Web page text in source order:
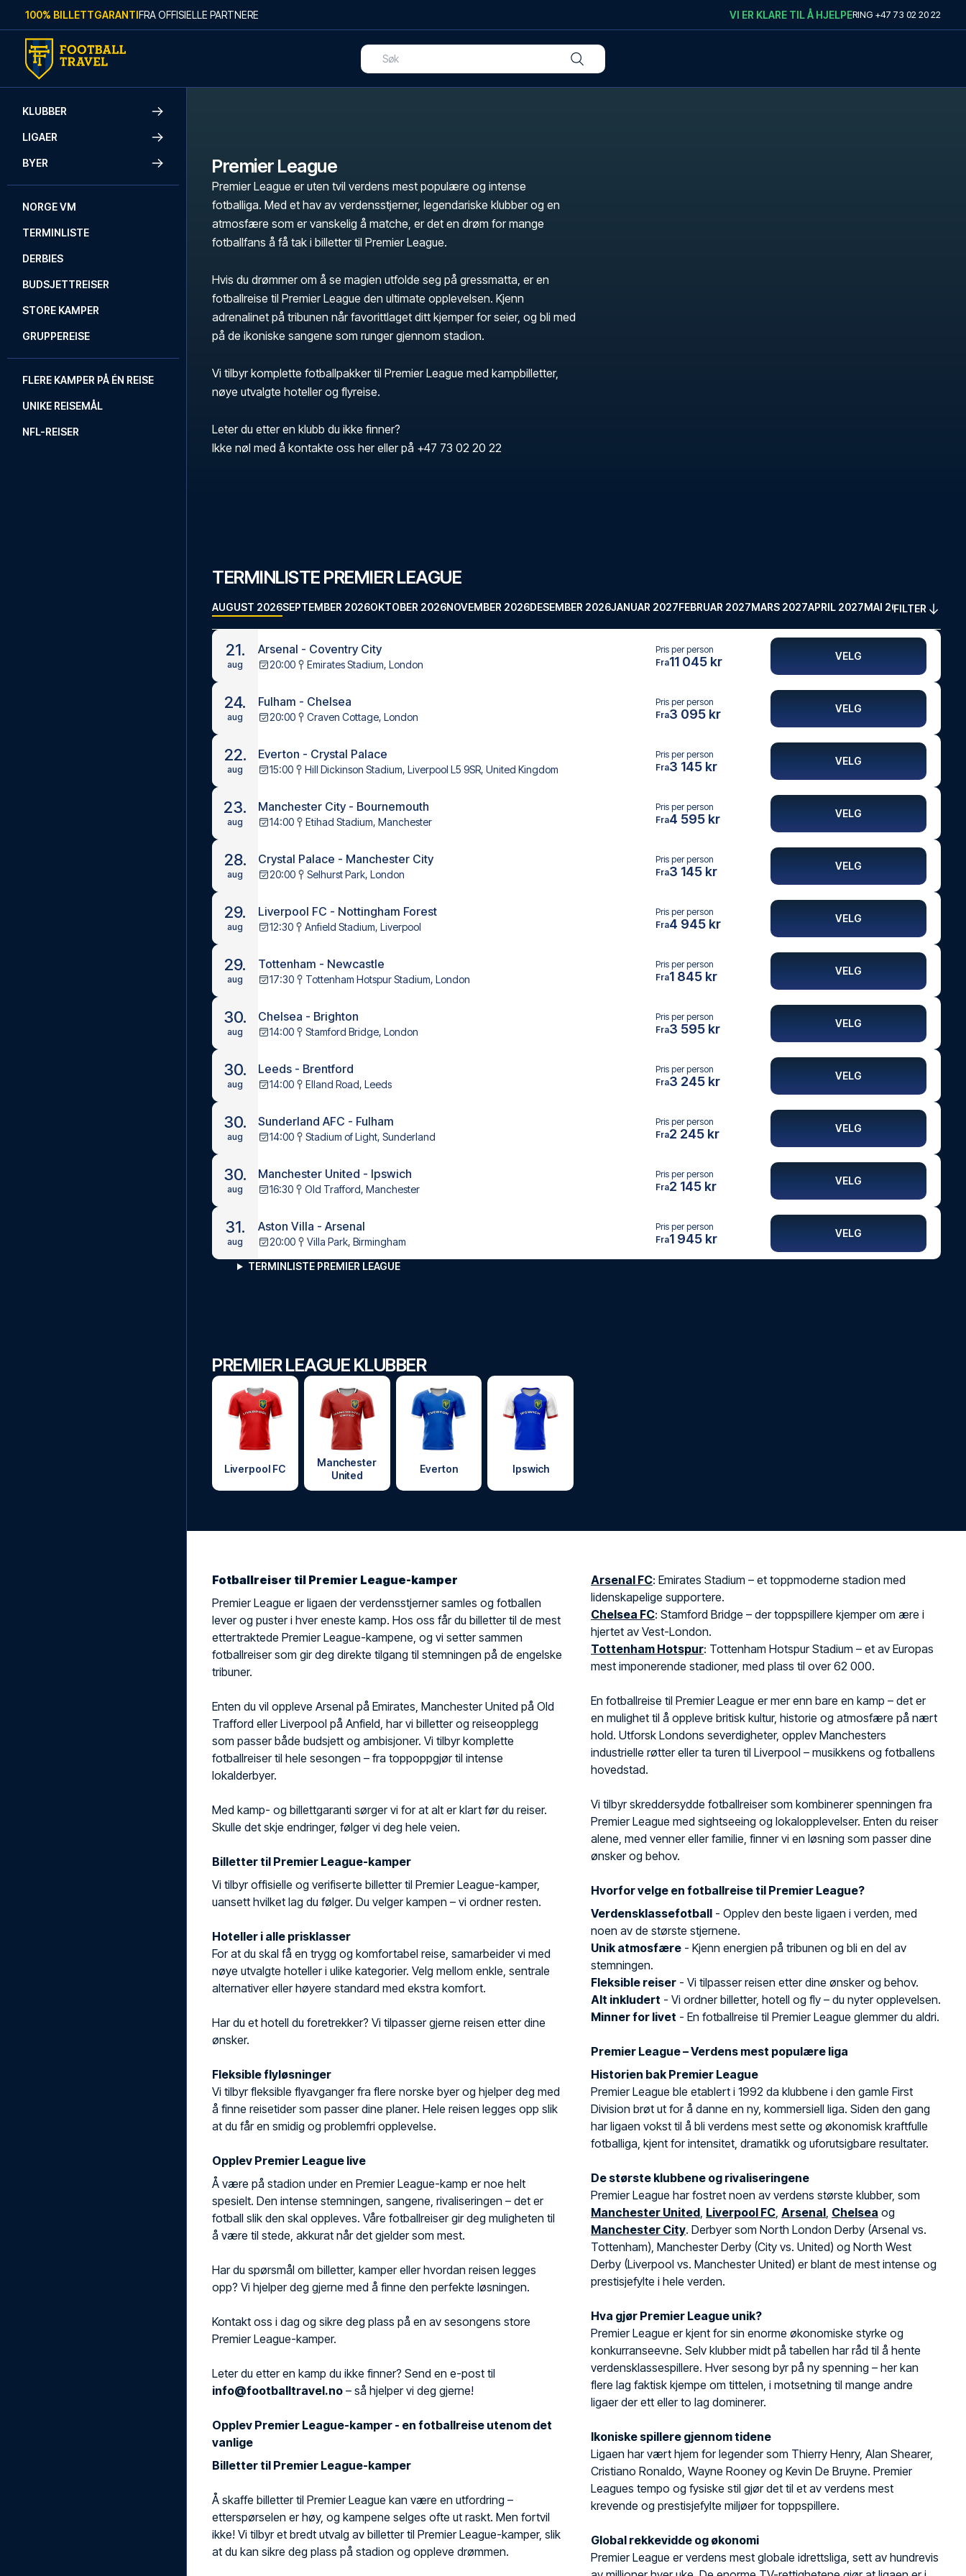
Skip to content
100% BILLETTGARANTIFRA OFFISIELLE PARTNERE VI ER KLARE TIL Å HJELPERING +47 73 02 20 22
KLUBBER
LIGAER
BYER
NORGE VM
TERMINLISTE
DERBIES
BUDSJETTREISER
STORE KAMPER
GRUPPEREISE
FLERE KAMPER PÅ ÉN REISE
UNIKE REISEMÅL
NFL-REISER
Premier League
Premier League er uten tvil verdens mest populære og intense
fotballiga. Med et hav av verdensstjerner, legendariske klubber og en
atmosfære som er vanskelig å matche, er det en drøm for mange
fotballfans å få tak i billetter til Premier League.
Hvis du drømmer om å se magien utfolde seg på gressmatta, er en
fotballreise til Premier League den ultimate opplevelsen. Kjenn
adrenalinet på tribunen når favorittlaget ditt kjemper for seier, og bli med
på de ikoniske sangene som runger gjennom stadion.
Vi tilbyr komplette fotballpakker til Premier League med kampbilletter,
nøye utvalgte hoteller og flyreise.
Leter du etter en klubb du ikke finner?
Ikke nøl med å kontakte oss her eller på +47 73 02 20 22
TERMINLISTE PREMIER LEAGUE
AUGUST 2026SEPTEMBER 2026OKTOBER 2026NOVEMBER 2026DESEMBER 2026JANUAR 2027FEBRUAR 2027MARS 2027APRIL 2027MAI 2027FILTER
21.
aug
Arsenal - Coventry City
20:00 Emirates Stadium, London
Pris per person
Fra11 045 kr VELG
24.
aug
Fulham - Chelsea
20:00 Craven Cottage, London
Pris per person
Fra3 095 kr VELG
22.
aug
Everton - Crystal Palace
15:00 Hill Dickinson Stadium, Liverpool L5 9SR, United Kingdom
Pris per person
Fra3 145 kr VELG
23.
aug
Manchester City - Bournemouth
14:00 Etihad Stadium, Manchester
Pris per person
Fra4 595 kr VELG
28.
aug
Crystal Palace - Manchester City
20:00 Selhurst Park, London
Pris per person
Fra3 145 kr VELG
29.
aug
Liverpool FC - Nottingham Forest
12:30 Anfield Stadium, Liverpool
Pris per person
Fra4 945 kr VELG
29.
aug
Tottenham - Newcastle
17:30 Tottenham Hotspur Stadium, London
Pris per person
Fra1 845 kr VELG
30.
aug
Chelsea - Brighton
14:00 Stamford Bridge, London
Pris per person
Fra3 595 kr VELG
30.
aug
Leeds - Brentford
14:00 Elland Road, Leeds
Pris per person
Fra3 245 kr VELG
30.
aug
Sunderland AFC - Fulham
14:00 Stadium of Light, Sunderland
Pris per person
Fra2 245 kr VELG
30.
aug
Manchester United - Ipswich
16:30 Old Trafford, Manchester
Pris per person
Fra2 145 kr VELG
31.
aug
Aston Villa - Arsenal
20:00 Villa Park, Birmingham
Pris per person
Fra1 945 kr VELG
TERMINLISTE PREMIER LEAGUE
PREMIER LEAGUE KLUBBER
Liverpool FC
Manchester
United
Everton Ipswich
Fotballreiser til Premier League-kamper
Premier League er ligaen der verdensstjerner samles og fotballen
lever og puster i hver eneste kamp. Hos oss får du billetter til de mest
ettertraktede Premier League-kampene, og vi setter sammen
fotballreiser som gir deg direkte tilgang til stemningen på de engelske
tribuner.
Enten du vil oppleve Arsenal på Emirates, Manchester United på Old
Trafford eller Liverpool på Anfield, har vi billetter og reiseopplegg
som passer både budsjett og ambisjoner. Vi tilbyr komplette
fotballreiser til hele sesongen – fra toppoppgjør til intense
lokalderbyer.
Med kamp- og billettgaranti sørger vi for at alt er klart før du reiser.
Skulle det skje endringer, følger vi deg hele veien.
Billetter til Premier League-kamper
Vi tilbyr offisielle og verifiserte billetter til Premier League-kamper,
uansett hvilket lag du følger. Du velger kampen – vi ordner resten.
Hoteller i alle prisklasser
For at du skal få en trygg og komfortabel reise, samarbeider vi med
nøye utvalgte hoteller i ulike kategorier. Velg mellom enkle, sentrale
alternativer eller høyere standard med ekstra komfort.
Har du et hotell du foretrekker? Vi tilpasser gjerne reisen etter dine
ønsker.
Fleksible flyløsninger
Vi tilbyr fleksible flyavganger fra flere norske byer og hjelper deg med
å finne reisetider som passer dine planer. Hele reisen legges opp slik
at du får en smidig og problemfri opplevelse.
Opplev Premier League live
Å være på stadion under en Premier League-kamp er noe helt
spesielt. Den intense stemningen, sangene, rivaliseringen – det er
fotball slik den skal oppleves. Våre fotballreiser gir deg muligheten til
å være til stede, akkurat når det gjelder som mest.
Har du spørsmål om billetter, kamper eller hvordan reisen legges
opp? Vi hjelper deg gjerne med å finne den perfekte løsningen.
Kontakt oss i dag og sikre deg plass på en av sesongens store
Premier League-kamper.
Leter du etter en kamp du ikke finner? Send en e-post til
info@footballtravel.no – så hjelper vi deg gjerne!
Opplev Premier League-kamper - en fotballreise utenom det
vanlige
Billetter til Premier League-kamper
Å skaffe billetter til Premier League kan være en utfordring –
etterspørselen er høy, og kampene selges ofte ut raskt. Men fortvil
ikke! Vi tilbyr et bredt utvalg av billetter til Premier League-kamper, slik
at du kan sikre deg plass på stadion og oppleve drømmen.
Arsenal FC: Emirates Stadium – et toppmoderne stadion med
lidenskapelige supportere.
Chelsea FC: Stamford Bridge – der toppspillere kjemper om ære i
hjertet av Vest-London.
Tottenham Hotspur: Tottenham Hotspur Stadium – et av Europas
mest imponerende stadioner, med plass til over 62 000.
En fotballreise til Premier League er mer enn bare en kamp – det er
en mulighet til å oppleve britisk kultur, historie og atmosfære på nært
hold. Utforsk Londons severdigheter, opplev Manchesters
industrielle røtter eller ta turen til Liverpool – musikkens og fotballens
hovedstad.
Vi tilbyr skreddersydde fotballreiser som kombinerer spenningen fra
Premier League med sightseeing og lokalopplevelser. Enten du reiser
alene, med venner eller familie, finner vi en løsning som passer dine
ønsker og behov.
Hvorfor velge en fotballreise til Premier League?
Verdensklassefotball - Opplev den beste ligaen i verden, med
noen av de største stjernene.
Unik atmosfære - Kjenn energien på tribunen og bli en del av
stemningen.
Fleksible reiser - Vi tilpasser reisen etter dine ønsker og behov.
Alt inkludert - Vi ordner billetter, hotell og fly – du nyter opplevelsen.
Minner for livet - En fotballreise til Premier League glemmer du aldri.
Premier League – Verdens mest populære liga
Historien bak Premier League
Premier League ble etablert i 1992 da klubbene i den gamle First
Division brøt ut for å danne en ny, kommersiell liga. Siden den gang
har ligaen vokst til å bli verdens mest sette og økonomisk kraftfulle
fotballiga, kjent for intensitet, dramatikk og uforutsigbare resultater.
De største klubbene og rivaliseringene
Premier League har fostret noen av verdens største klubber, som
Manchester United, Liverpool FC, Arsenal, Chelsea og
Manchester City. Derbyer som North London Derby (Arsenal vs.
Tottenham), Manchester Derby (City vs. United) og North West
Derby (Liverpool vs. Manchester United) er blant de mest intense og
prestisjefylte i hele verden.
Hva gjør Premier League unik?
Premier League er kjent for sin enorme økonomiske styrke og
konkurranseevne. Selv klubber midt på tabellen har råd til å hente
verdensklassespillere. Hver sesong byr på ny spenning – her kan
flere lag faktisk kjempe om tittelen, i motsetning til mange andre
ligaer der ett eller to lag dominerer.
Ikoniske spillere gjennom tidene
Ligaen har vært hjem for legender som Thierry Henry, Alan Shearer,
Cristiano Ronaldo, Wayne Rooney og Kevin De Bruyne. Premier
Leagues tempo og fysiske stil gjør det til et av verdens mest
krevende og prestisjefylte miljøer for toppspillere.
Global rekkevidde og økonomi
Premier League er verdens mest globale idrettsliga, sett av hundrevis